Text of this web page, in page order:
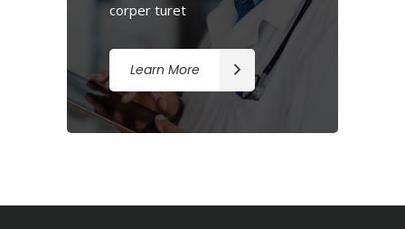
corper turet
Learn More